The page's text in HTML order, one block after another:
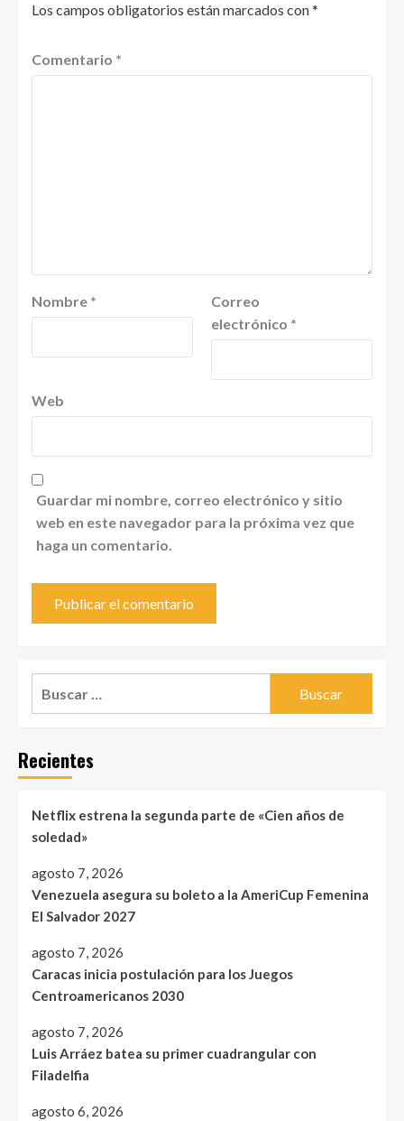
Los campos obligatorios están marcados con*
Comentario *
Nombre *
Correo
electrónico *
Web
Guardar mi nombre, correo electrónico y sitio
web en este navegador para la próxima vez que
haga un comentario.
Recientes
Netflix estrena la segunda parte de «Cien años de
soledad»
agosto 7, 2026
Venezuela asegura su boleto a la AmeriCup Femenina
El Salvador 2027
agosto 7, 2026
Caracas inicia postulación para los Juegos
Centroamericanos 2030
agosto 7, 2026
Luis Arráez batea su primer cuadrangular con
Filadelfia
agosto 6, 2026